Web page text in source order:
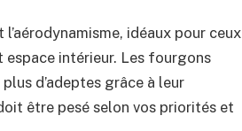
idéaux pour ceux
intérieur. Les fourgons
d’adeptes grâce à leur
être pesé selon vos priorités et